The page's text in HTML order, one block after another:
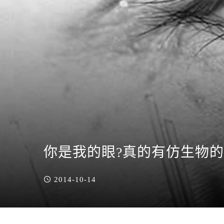
你是我的眼?真的有仿生物
2014-10-14